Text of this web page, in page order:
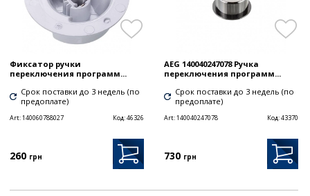
Фиксатор ручки
переключения программ...
Срок поставки до 3 недель (по
предоплате)
Art:140060788027 Код:46326
260 грн
AEG 140040247078 Ручка
переключения программ...
Срок поставки до 3 недель (по
предоплате)
Art:140040247078 Код:43370
730 грн